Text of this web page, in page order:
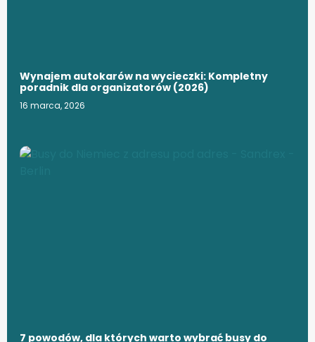
Wynajem autokarów na wycieczki: Kompletny
poradnik dla organizatorów (2026)
16 marca, 2026
7 powodów, dla których warto wybrać busy do